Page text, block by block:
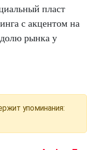
пласт
с акцентом на
долю рынка у
упоминания: